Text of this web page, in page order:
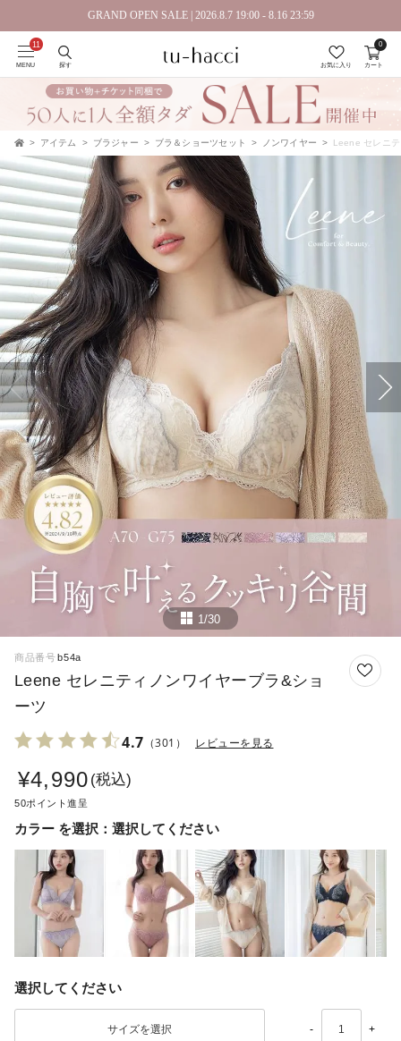
GRAND OPEN SALE | 2026.8.7 19:00 - 8.16 23:59
会員登録で今すぐ使えるポイントプレゼント！
MENU 探す お気に入り カート
0
アイテム ブラジャー ブラ＆ショーツセット ノンワイヤー Leene セレニ
1/30
商品番号 b54a
Leene セレニティノンワイヤーブラ&ショ
ーツ
4.7 （301） レビューを見る
¥4,990 税込
50
カラー 選択してください
選択してください
- +